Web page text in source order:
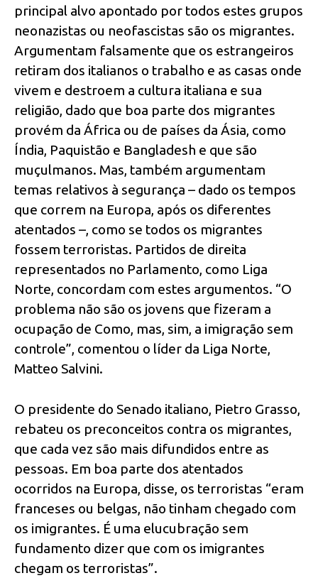
principal alvo apontado por todos estes grupos
neonazistas ou neofascistas são os migrantes.
Argumentam falsamente que os estrangeiros
retiram dos italianos o trabalho e as casas onde
vivem e destroem a cultura italiana e sua
religião, dado que boa parte dos migrantes
provém da África ou de países da Ásia, como
Índia, Paquistão e Bangladesh e que são
muçulmanos. Mas, também argumentam
temas relativos à segurança – dado os tempos
que correm na Europa, após os diferentes
atentados –, como se todos os migrantes
fossem terroristas. Partidos de direita
representados no Parlamento, como Liga
Norte, concordam com estes argumentos. “O
problema não são os jovens que fizeram a
ocupação de Como, mas, sim, a imigração sem
controle”, comentou o líder da Liga Norte,
Matteo Salvini.
O presidente do Senado italiano, Pietro Grasso,
rebateu os preconceitos contra os migrantes,
que cada vez são mais difundidos entre as
pessoas. Em boa parte dos atentados
ocorridos na Europa, disse, os terroristas “eram
franceses ou belgas, não tinham chegado com
os imigrantes. É uma elucubração sem
fundamento dizer que com os imigrantes
chegam os terroristas”.